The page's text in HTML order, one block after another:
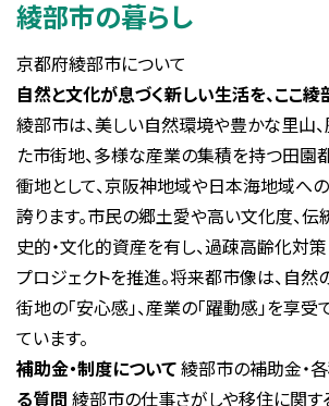
綾部市の暮らし
京都府綾部市について
自然と文化が息づく新しい生活を、ここ綾
綾部市は、美しい自然環境や豊かな里山
た市街地、多様な産業の集積を持つ田園
衝地として、京阪神地域や日本海地域へ
誇ります。市民の郷土愛や高い文化度、
史的・文化的資産を有し、過疎高齢化対策
プロジェクトを推進。将来都市像は、自然の
街地の「安心感」、産業の「躍動感」を享
ています。
補助金・制度について綾部市の補助金・
る質問 綾部市の仕事さがしや移住に関